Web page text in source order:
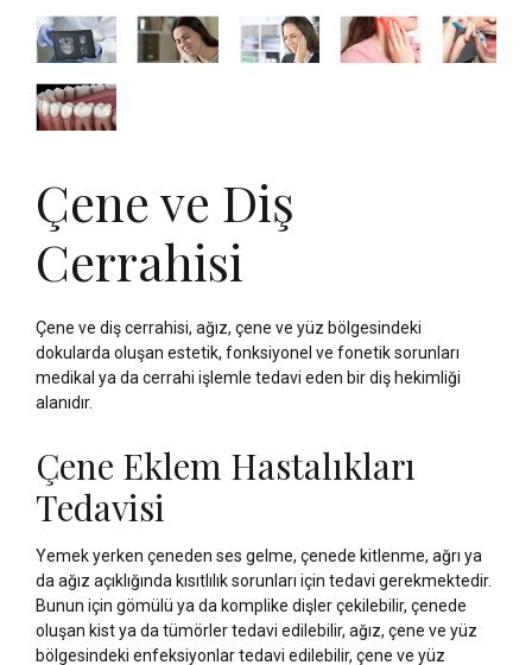
Çene ve Diş
Cerrahisi
Çene ve diş cerrahisi, ağız, çene ve yüz bölgesindeki
dokularda oluşan estetik, fonksiyonel ve fonetik sorunları
medikal ya da cerrahi işlemle tedavi eden bir diş hekimliği
alanıdır.
Çene Eklem Hastalıkları
Tedavisi
Yemek yerken çeneden ses gelme, çenede kitlenme, ağrı ya
da ağız açıklığında kısıtlılık sorunları için tedavi gerekmektedir.
Bunun için gömülü ya da komplike dişler çekilebilir, çenede
oluşan kist ya da tümörler tedavi edilebilir, ağız, çene ve yüz
bölgesindeki enfeksiyonlar tedavi edilebilir, çene ve yüz